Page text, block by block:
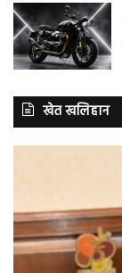
खेत खलिहान